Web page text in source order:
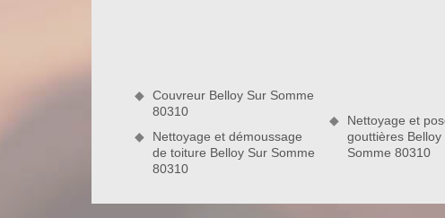
d’attendre et faire exploser votre budget pour des
Couvreur Belloy Sur Somme
80310
Nettoyage et démoussage
de toiture Belloy Sur Somme
Nettoyage et
gouttières Belloy
Somme 80310